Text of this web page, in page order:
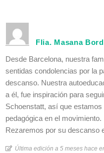
Flia. Masana
Desde Barcelona, nuestra
sentidas condolencias por la
descanso. Nuestra
a él, fue inspiración para
Schoenstatt, así que
pedagógica en el movimiento.
Rezaremos por su descanso
Última edición a 5 meses hace